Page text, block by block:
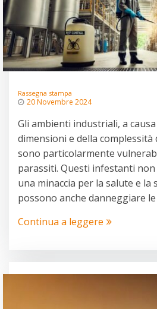
Rassegna stampa
20 Novembre 2024
Gli ambienti industriali, a
dimensioni e della complessità
sono particolarmente
parassiti. Questi infestanti
una minaccia per la salute e la
possono anche danneggiare
Continua a leggere